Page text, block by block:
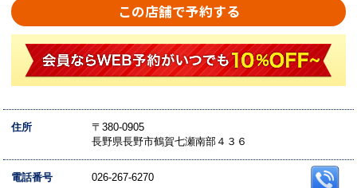
この店舗で予約する
住所
〒380-0905
長野県長野市鶴賀七瀬南部４３６
電話番号 026-267-6270